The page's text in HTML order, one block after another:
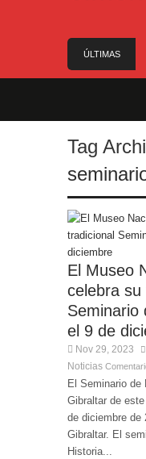
ÚLTIMAS
declarado
¡Manténgase
al martes
Reunión para
Estabilizado el
Honda y
El Ministro
Ministra
Tag
El Museo
celebra su
Seminario
el 9 de
Nov 29, 2023
Noticias
El Seminario de
Gibraltar de
de diciembre de
Gibraltar. El
Historia...